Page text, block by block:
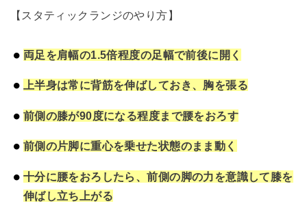
【スタティックランジのやり方】
両足を肩幅の1.5倍程度の足幅で前後に開く
上半身は常に背筋を伸ばしておき、胸を張る
前側の膝が90度になる程度まで腰をおろす
前側の片脚に重心を乗せた状態のまま動く
十分に腰をおろしたら、前側の脚の力を意識して膝を
伸ばし立ち上がる